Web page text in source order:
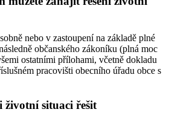
nebo v zastoupení na základě plné
občanského zákoníku (plná moc
ostatními přílohami, včetně dokladu
pracovišti obecního úřadu obce s
životní situaci řešit